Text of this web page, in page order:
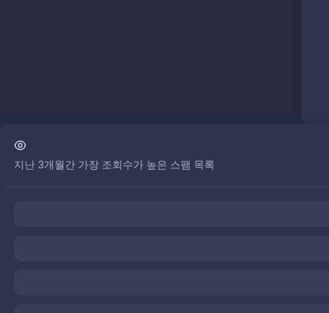
지난 3개월간 가장 조회수가 높은 스팸 목록